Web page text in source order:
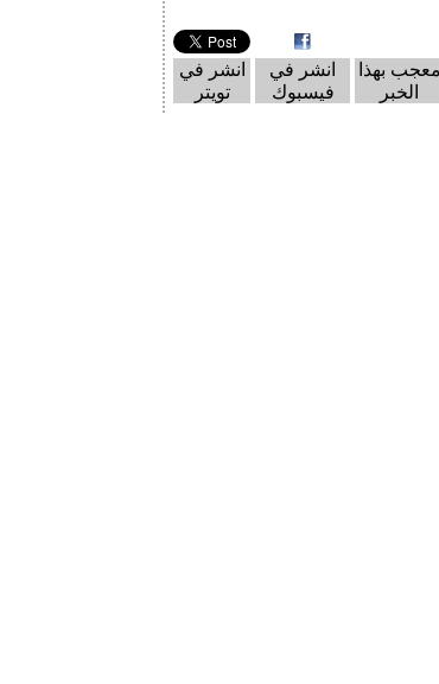
معجب بهذا
الخبر
انشر في
فيسبوك
انشر في
تويتر